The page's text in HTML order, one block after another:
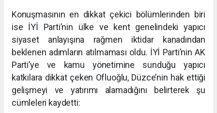
Konuşmasının en dikkat çekici bölümlerinden biri
ise İYİ Parti’nin ülke ve kent genelindeki yapıcı
siyaset anlayışına rağmen iktidar kanadından
beklenen adımların atılmaması oldu. İYİ Parti’nin AK
Parti’ye ve kamu yönetimine sunduğu yapıcı
katkılara dikkat çeken Ofluoğlu, Düzce’nin hak ettiği
gelişmeyi ve yatırımı alamadığını belirterek şu
cümleleri kaydetti: